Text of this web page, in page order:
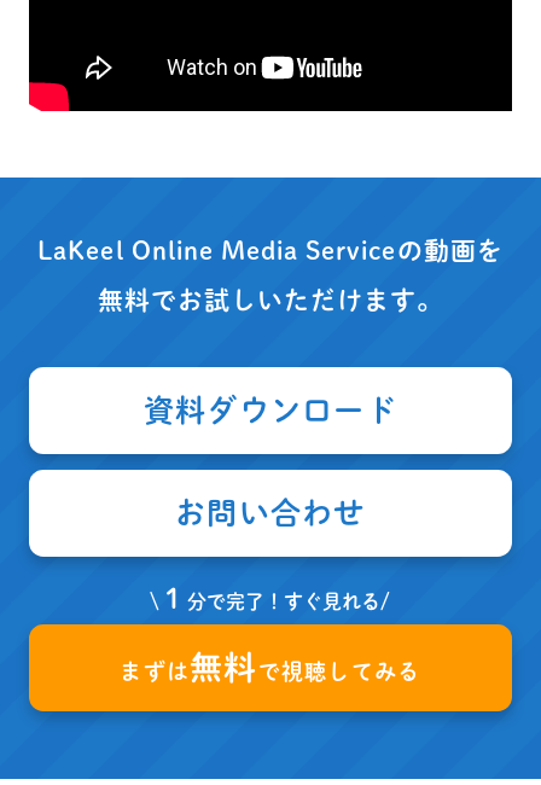
LaKeel Online Media Serviceの動画を
無料でお試しいただけます。
資料ダウンロード
お問い合わせ
\ １分で完了！すぐ見れる/
まずは無料 で視聴してみる